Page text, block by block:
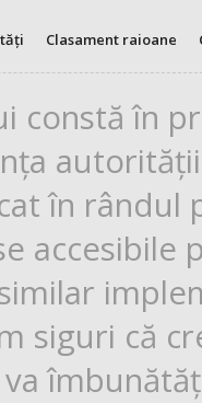
Clasament raioane
constă în
în rândul
siguri că